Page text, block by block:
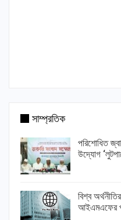
সাম্প্রতিক
পরিশোধিত
উদ্যোগ
বিশ্ব
আইএমএফের